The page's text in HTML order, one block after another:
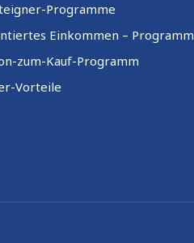
Programme
Einkommen – Programm
zum-Kauf-Programm
Vorteile